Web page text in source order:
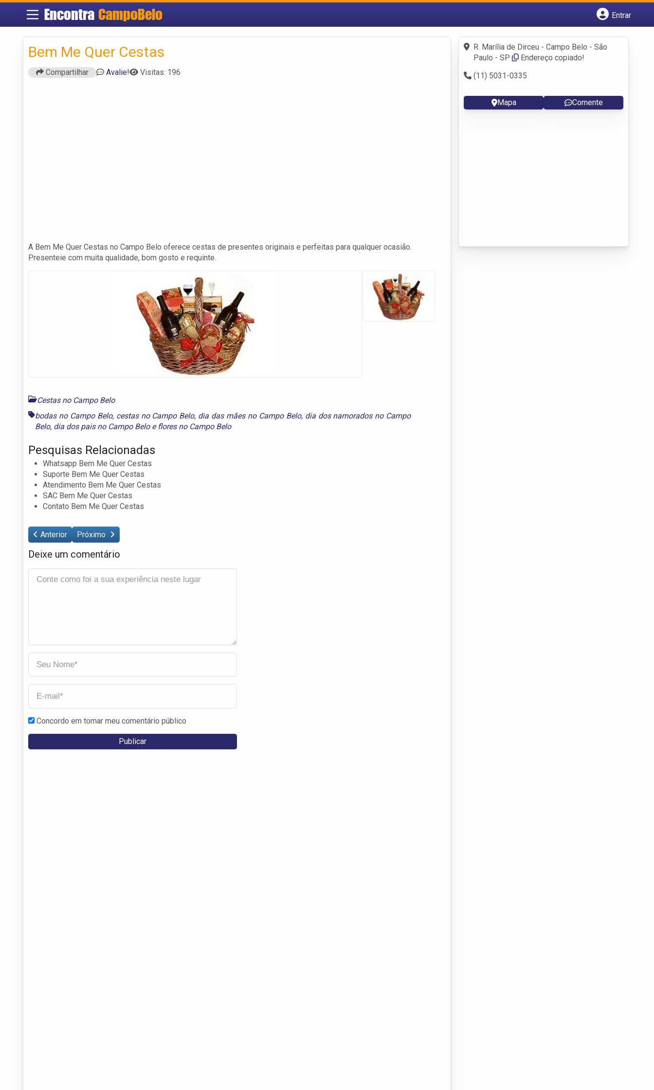
Encontra CampoBelo
Entrar
Fazer login
Criar conta
Bem Me Quer Cestas
Compartilhar Avalie! Visitas: 196
A Bem Me Quer Cestas no Campo Belo oferece cestas de presentes originais e perfeitas para qualquer ocasião.
Presenteie com muita qualidade, bom gosto e requinte.
Cestas no Campo Belo
bodas no Campo Belo, cestas no Campo Belo, dia das mães no Campo Belo, dia dos namorados no Campo
Belo, dia dos pais no Campo Beloe flores no Campo Belo
Pesquisas Relacionadas
Whatsapp Bem Me Quer Cestas
Suporte Bem Me Quer Cestas
Atendimento Bem Me Quer Cestas
SAC Bem Me Quer Cestas
Contato Bem Me Quer Cestas
Anterior Próximo
Deixe um comentário
Concordo em tornar meu comentário público
R. Marília de Dirceu - Campo Belo - São
Paulo - SP
Endereço copiado!
(11) 5031-0335
Mapa Comente